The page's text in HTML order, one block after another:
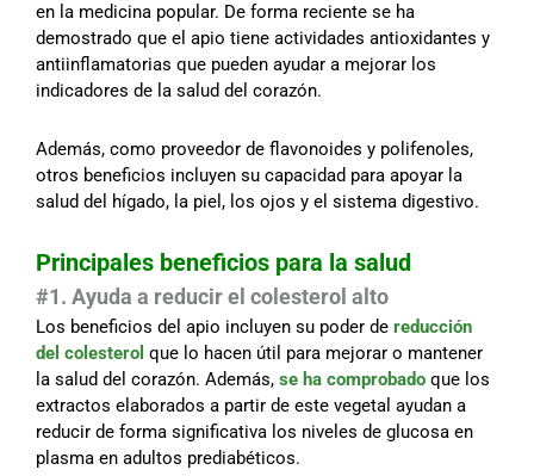
en la medicina popular. De forma reciente se ha
demostrado que el apio tiene actividades antioxidantes y
antiinflamatorias que pueden ayudar a mejorar los
indicadores de la salud del corazón.
Además, como proveedor de flavonoides y polifenoles,
otros beneficios incluyen su capacidad para apoyar la
salud del hígado, la piel, los ojos y el sistema digestivo.
Principales beneficios para la salud
#1. Ayuda a reducir el colesterol alto
Los beneficios del apio incluyen su poder de reducción
del colesterol que lo hacen útil para mejorar o mantener
la salud del corazón. Además, se ha comprobado que los
extractos elaborados a partir de este vegetal ayudan a
reducir de forma significativa los niveles de glucosa en
plasma en adultos prediabéticos.